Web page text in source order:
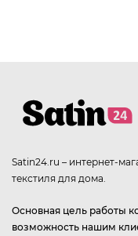
Satin24.ru – интернет-
текстиля для дома.
Основная цель работы
возможность нашим